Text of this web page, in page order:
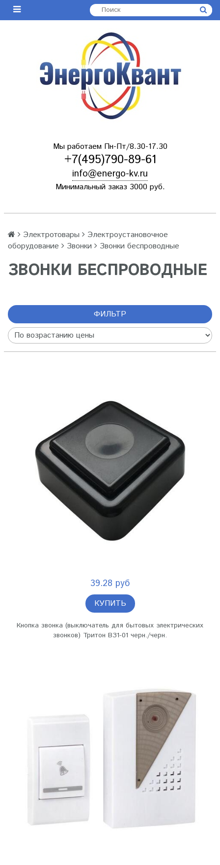
Мы работаем Пн-Пт/8.30-17.30
+7(495)790-89-61
info@energo-kv.ru
Минимальный заказ 3000 руб.
Электротовары
Электроустановочное
оборудование
Звонки Звонки беспроводные
ЗВОНКИ БЕСПРОВОДНЫЕ
ФИЛЬТР
39.28 руб
КУПИТЬ
Кнопка звонка (выключатель для бытовых электрических
звонков) Тритон ВЗ1-01 черн./черн.